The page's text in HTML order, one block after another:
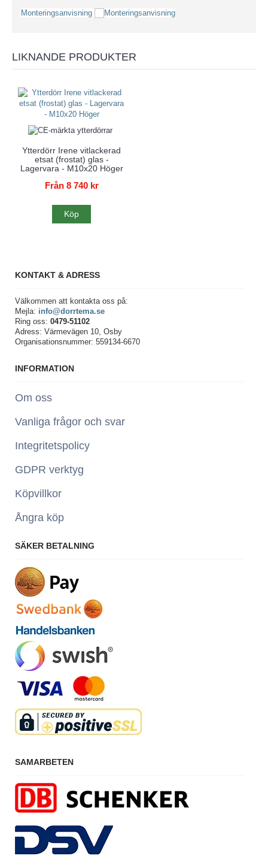
Monteringsanvisning
LIKNANDE PRODUKTER
Ytterdörr Irene vitlackerad
etsat (frostat) glas -
Lagervara - M10x20 Höger
Från 8 740 kr
Köp
KONTAKT & ADRESS
Välkommen att kontakta oss på:
Mejla: info@dorrtema.se
Ring oss: 0479-51102
Adress: Värmevägen 10, Osby
Organisationsnummer: 559134-6670
INFORMATION
Om oss
Vanliga frågor och svar
Integritetspolicy
GDPR verktyg
Köpvillkor
Ångra köp
SÄKER BETALNING
SAMARBETEN